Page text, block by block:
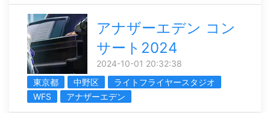
アナザーエデン コン
サート2024
2024-10-01 20:32:38
東京都
中野区
ライトフライヤースタジオ
WFS
アナザーエデン